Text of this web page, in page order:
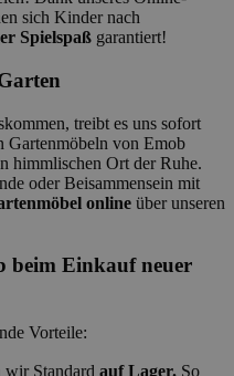
sich Kinder nach
Spielspaß garantiert!
treibt es uns sofort
Gartenmöbeln von Emob
himmlischen Ort der Ruhe.
oder Beisammensein mit
online über unseren
beim Einkauf neuer
Vorteile:
wir Standard auf Lager. So